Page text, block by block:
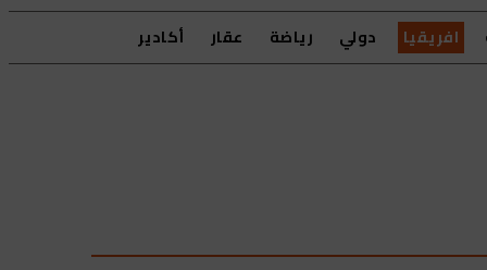
افريقيا دولي رياضة عقار أكادير